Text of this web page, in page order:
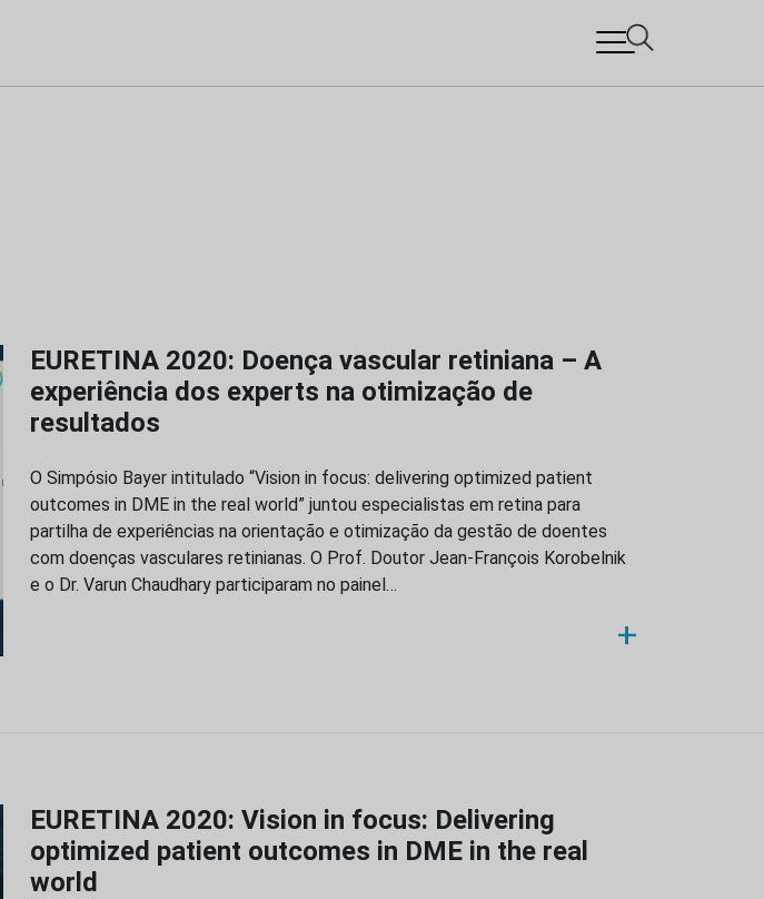
EURETINA 2020: Doença vascular retiniana – A
experiência dos experts na otimização de
resultados
O Simpósio Bayer intitulado “Vision in focus: delivering optimized patient
outcomes in DME in the real world” juntou especialistas em retina para
partilha de experiências na orientação e otimização da gestão de doentes
com doenças vasculares retinianas. O Prof. Doutor Jean-François Korobelnik
e o Dr. Varun Chaudhary participaram no painel…
+
EURETINA 2020: Vision in focus: Delivering
optimized patient outcomes in DME in the real
world